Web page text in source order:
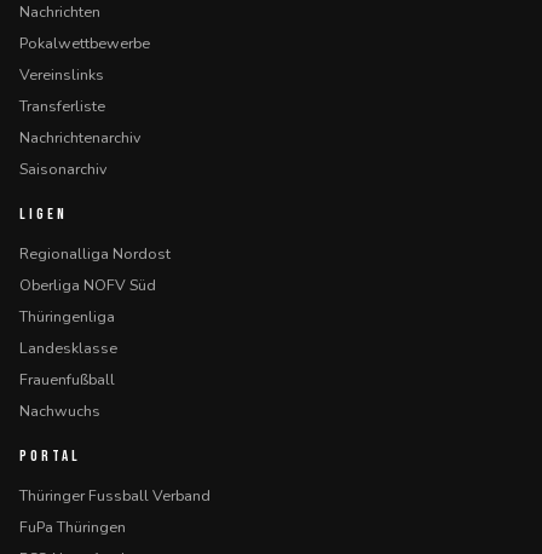
Nachrichten
Pokalwettbewerbe
Vereinslinks
Transferliste
Nachrichtenarchiv
Saisonarchiv
LIGEN
Regionalliga Nordost
Oberliga NOFV Süd
Thüringenliga
Landesklasse
Frauenfußball
Nachwuchs
PORTAL
Thüringer Fussball Verband
FuPa Thüringen